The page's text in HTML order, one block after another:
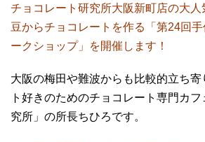
チョコレート研究所大阪新町店の大
豆からチョコレートを作る「第24回
ークショップ」を開催します！
大阪の梅田や難波からも比較的立ち
ト好きのためのチョコレート専門カ
究所」の所長ちひろです。